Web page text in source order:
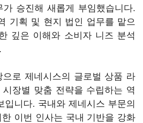
가 승진해 새롭게 부임했습니다.
기획 및 현지 법인 업무를 맡으
깊은 이해와 소비자 니즈 분석
으로 제네시스의 글로벌 상품 라
시장별 맞춤 전략을 수립하는 역
입니다. 국내와 제네시스 부문의
이번 인사는 국내 기반을 강화